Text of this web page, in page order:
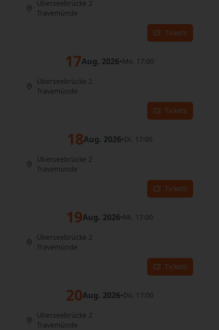
Überseebrücke 2
Travemünde
Tickets
17Aug. 2026•Mo. 17:00
Überseebrücke 2
Travemünde
Tickets
18Aug. 2026•Di. 17:00
Überseebrücke 2
Travemünde
Tickets
19Aug. 2026•Mi. 17:00
Überseebrücke 2
Travemünde
Tickets
20Aug. 2026•Do. 17:00
Überseebrücke 2
Travemünde